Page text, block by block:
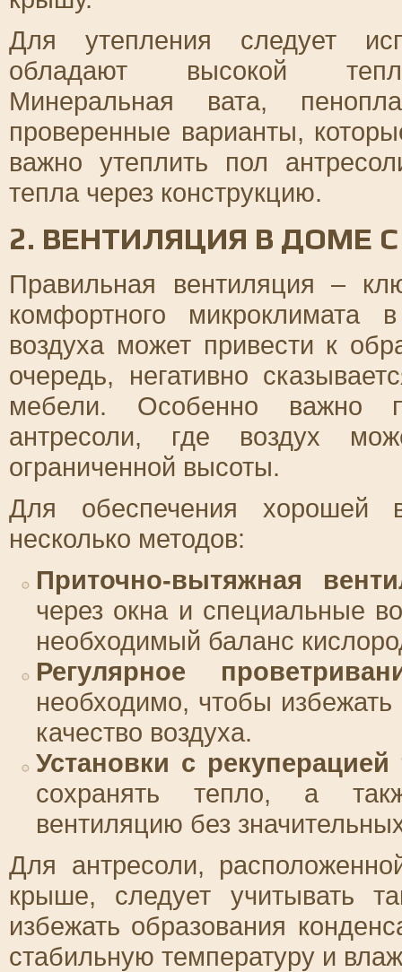
Для утепления следует
обладают высокой
Минеральная вата,
проверенные варианты,
важно утеплить пол
тепла через конструкцию.
2. ВЕНТИЛЯЦИЯ В ДОМЕ
Правильная вентиляция –
комфортного
воздуха может привести к
очередь, негативно
мебели. Особенно важно
антресоли, где воздух
ограниченной высоты.
Для обеспечения хорошей
несколько методов:
Приточно-вытяжная
через окна и специальные
необходимый баланс
Регулярное
необходимо, чтобы
качество воздуха.
Установки с рекуперацией
сохранять тепло, а
вентиляцию без
Для антресоли,
крыше, следует учитывать
избежать образования
стабильную температуру и